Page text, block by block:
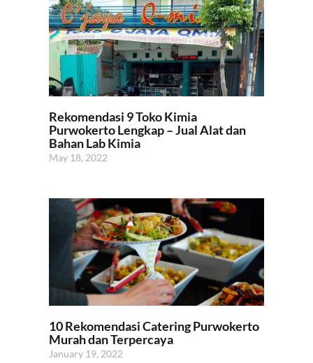
Rekomendasi 9 Toko Kimia
Purwokerto Lengkap – Jual Alat dan
Bahan Lab Kimia
May 18, 2022
10 Rekomendasi Catering Purwokerto
Murah dan Terpercaya
January 19, 2022